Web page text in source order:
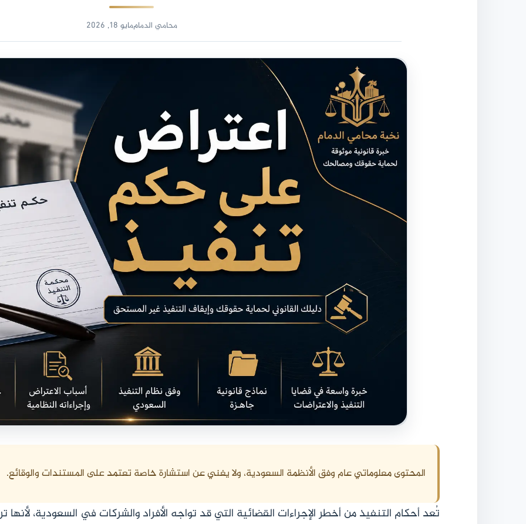
محامي الدماممايو 18, 2026
المحتوى معلوماتي عام وفق الأنظمة السعودية، ولا يغني عن استشارة خاصة تعتمد على المستندات والوقائع.
تُعد أحكام التنفيذ من أخطر الإجراءات القضائية التي قد تواجه الأفراد والشركات في السعودية، لأنها